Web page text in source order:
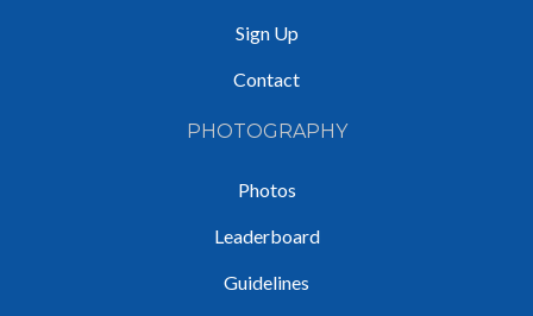
Sign Up
Contact
PHOTOGRAPHY
Photos
Leaderboard
Guidelines